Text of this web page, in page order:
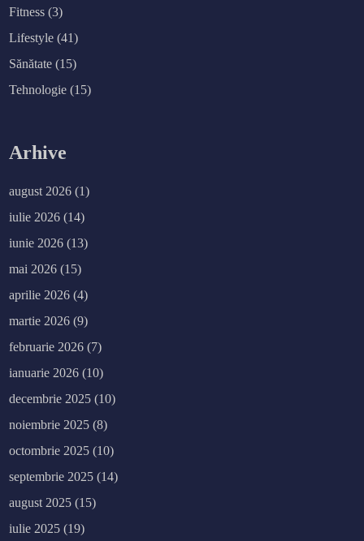
Fitness (3)
Lifestyle (41)
Sănătate (15)
Tehnologie (15)
Arhive
august 2026 (1)
iulie 2026 (14)
iunie 2026 (13)
mai 2026 (15)
aprilie 2026 (4)
martie 2026 (9)
februarie 2026 (7)
ianuarie 2026 (10)
decembrie 2025 (10)
noiembrie 2025 (8)
octombrie 2025 (10)
septembrie 2025 (14)
august 2025 (15)
iulie 2025 (19)